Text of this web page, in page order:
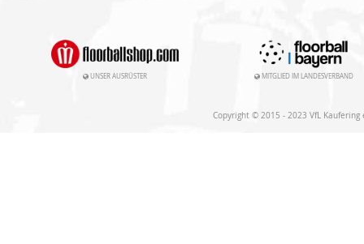
UNSER AUSRÜSTER MITGLIED IM LANDESVERBAND
Copyright © 2015 - 2023 VfL